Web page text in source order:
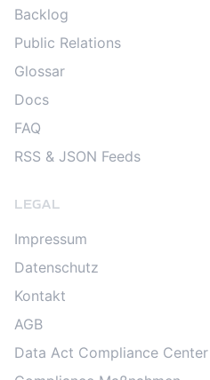
Backlog
Public Relations
Glossar
Docs
FAQ
RSS & JSON Feeds
LEGAL
Impressum
Datenschutz
Kontakt
AGB
Data Act Compliance Center